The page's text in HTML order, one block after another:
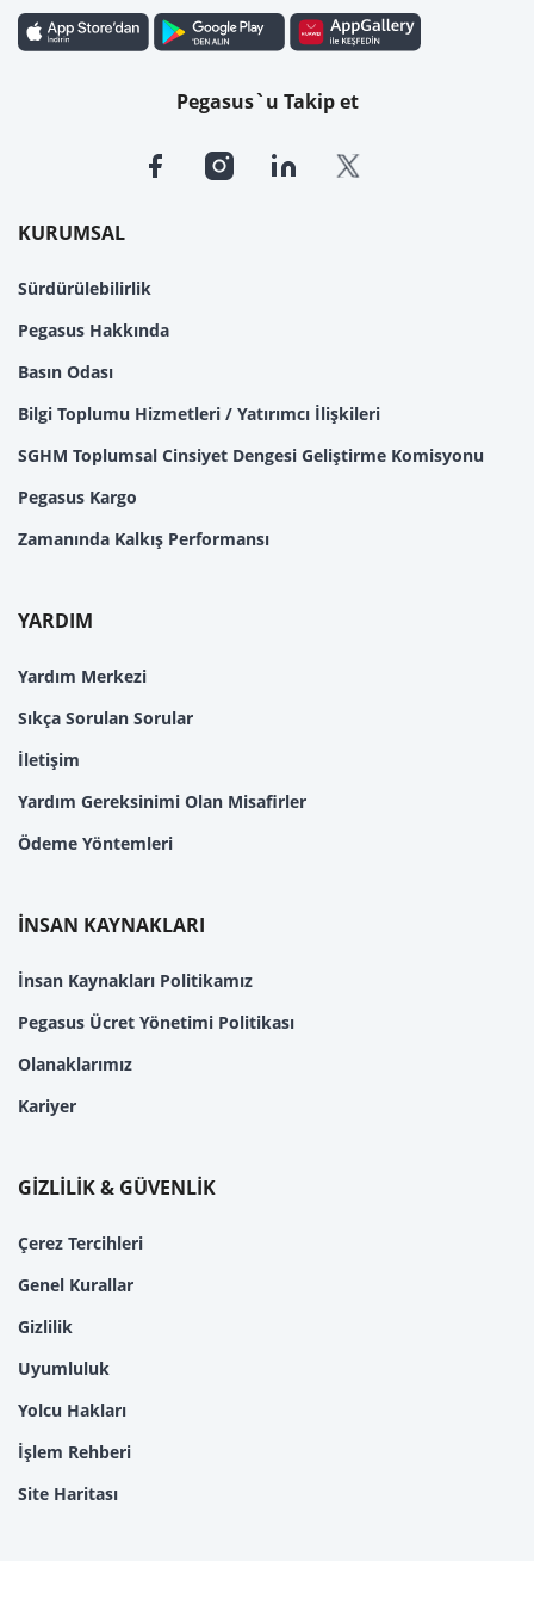
KURUMSAL
Sürdürülebilirlik
Pegasus Hakkında
Basın Odası
Bilgi Toplumu Hizmetleri / Yatırımcı İlişkileri
SGHM Toplumsal Cinsiyet Dengesi Geliştirme Komisyonu
Pegasus Kargo
Zamanında Kalkış Performansı
YARDIM
Yardım Merkezi
Sıkça Sorulan Sorular
İletişim
Yardım Gereksinimi Olan Misafirler
Ödeme Yöntemleri
İNSAN KAYNAKLARI
İnsan Kaynakları Politikamız
Pegasus Ücret Yönetimi Politikası
Olanaklarımız
Kariyer
GİZLİLİK & GÜVENLİK
Çerez Tercihleri
Genel Kurallar
Gizlilik
Uyumluluk
Yolcu Hakları
İşlem Rehberi
Site Haritası
Pegasus`u Takip et